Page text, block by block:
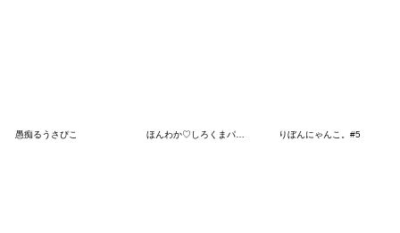
愚痴るうさぴこ りぼんにゃんこ。#5